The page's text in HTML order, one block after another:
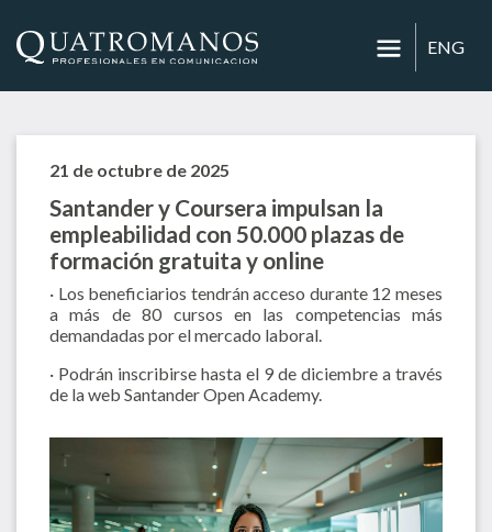
ENG
21 de octubre de 2025
Santander y Coursera impulsan la
empleabilidad con 50.000 plazas de
formación gratuita y online
· Los beneficiarios tendrán acceso durante 12 meses
a más de 80 cursos en las competencias más
demandadas por el mercado laboral.
· Podrán inscribirse hasta el 9 de diciembre a través
de la web Santander Open Academy.